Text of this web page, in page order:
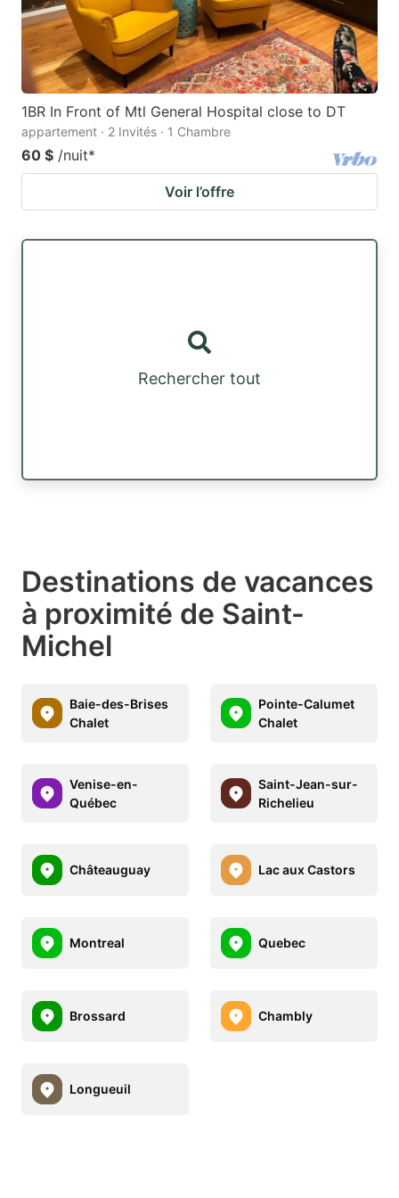
1BR In Front of Mtl General Hospital close to DT
appartement · 2 Invités · 1 Chambre
60 $ /nuit*
Voir l’offre
Rechercher tout
Destinations de vacances
à proximité de Saint-
Michel
Baie-des-Brises
Chalet
Pointe-Calumet
Chalet
Venise-en-
Québec
Saint-Jean-sur-
Richelieu
Châteauguay Lac aux Castors
Montreal Quebec
Brossard Chambly
Longueuil